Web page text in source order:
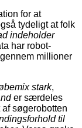
for at
tydeligt at folk
indeholder
har robot-
millioner
stark,
er særdeles
søgerobotten
til